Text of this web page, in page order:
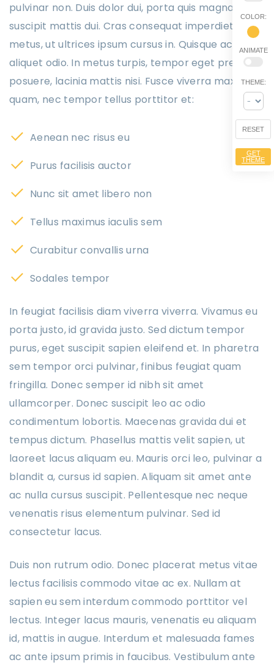
pulvinar non. Duis dolor dui, porta quis magna quis,
suscipit mattis dui. Cras consequat imperdiet
metus, ut ultrices ipsum cursus in. Quisque ac
aliquet odio. In metus turpis, tempor eget pretium
posuere, lacinia mattis nisi. Fusce viverra maximus
quam, nec tempor tellus porttitor et:
Aenean nec risus eu
Purus facilisis auctor
Nunc sit amet libero non
Tellus maximus iaculis sem
Curabitur convallis urna
Sodales tempor
In feugiat facilisis diam viverra viverra. Vivamus eu
porta justo, id gravida justo. Sed dictum tempor
purus, eget suscipit sapien eleifend et. In pharetra
sem tempor orci pulvinar, finibus feugiat quam
fringilla. Donec semper id nibh sit amet
ullamcorper. Donec suscipit leo ac odio
condimentum lobortis. Maecenas gravida dui et
tempus dictum. Phasellus mattis velit sapien, ut
laoreet lacus aliquam eu. Mauris orci leo, pulvinar a
blandit a, cursus id sapien. Aliquam sit amet ante
ac nulla cursus suscipit. Pellentesque nec neque
venenatis risus elementum pulvinar. Sed id
consectetur lacus.
Duis non rutrum odio. Donec placerat metus vitae
lectus facilisis commodo vitae ac ex. Nullam at
sapien eu sem interdum commodo porttitor vel
lectus. Integer lacus mauris, venenatis eu aliquam
id, mattis in augue. Interdum et malesuada fames
ac ante ipsum primis in faucibus. Vestibulum ante
COLOR:
ANIMATE
THEME:
RESET
GET
THEME